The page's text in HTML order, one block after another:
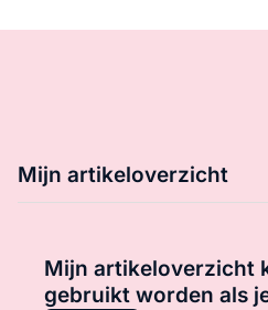
Mijn artikeloverzicht
Mijn artikeloverzicht
gebruikt worden als